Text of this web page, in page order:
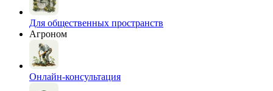
Для общественных пространств
Агроном
Онлайн-консультация